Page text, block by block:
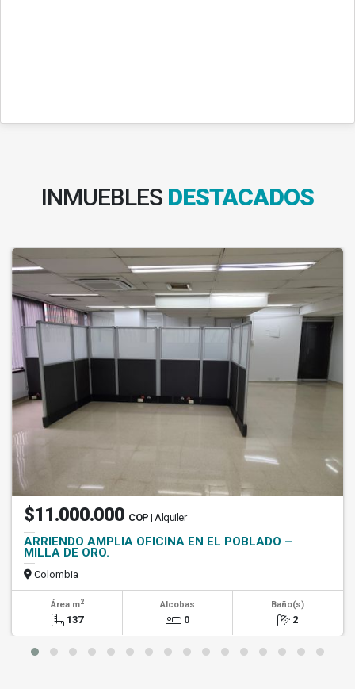
INMUEBLES DESTACADOS
$11.000.000 COP | Alquiler
ARRIENDO AMPLIA OFICINA EN EL POBLADO –
MILLA DE ORO.
Colombia
Área m2
137
Alcobas
0
Baño(s)
2